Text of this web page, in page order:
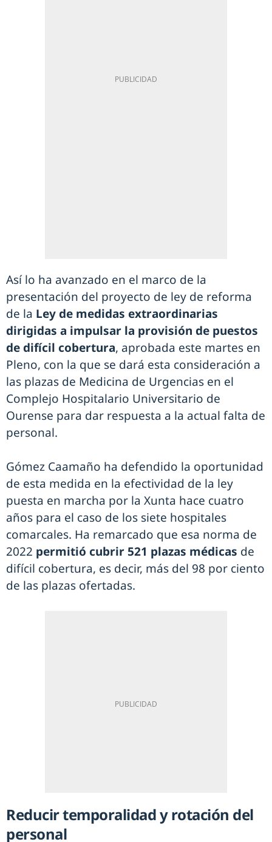
Así lo ha avanzado en el marco de la
presentación del proyecto de ley de reforma
de la Ley de medidas extraordinarias
dirigidas a impulsar la provisión de puestos
de difícil cobertura, aprobada este martes en
Pleno, con la que se dará esta consideración a
las plazas de Medicina de Urgencias en el
Complejo Hospitalario Universitario de
Ourense para dar respuesta a la actual falta de
personal.
Gómez Caamaño ha defendido la oportunidad
de esta medida en la efectividad de la ley
puesta en marcha por la Xunta hace cuatro
años para el caso de los siete hospitales
comarcales. Ha remarcado que esa norma de
2022 permitió cubrir 521 plazas médicas de
difícil cobertura, es decir, más del 98 por ciento
de las plazas ofertadas.
Reducir temporalidad y rotación del
personal